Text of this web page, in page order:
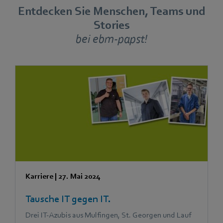
Entdecken Sie Menschen, Teams und
Stories
bei ebm-papst!
Karriere | 27. Mai 2024
Tausche IT gegen IT.
Drei IT-Azubis aus Mulfingen, St. Georgen und Lauf